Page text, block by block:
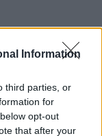
Information
third parties, or
for
opt-out
that after your